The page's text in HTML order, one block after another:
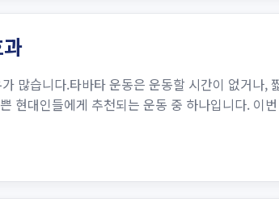
많습니다.타바타 운동은 운동할 시간이 없거나
현대인들에게 추천되는 운동 중 하나입니다.